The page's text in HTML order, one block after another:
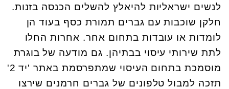
לנשים ישראליות להיאלץ להשלים הכנסה בזנות.
חלקן שוכבות עם גברים תמורת כסף בעוד הן
לומדות או עובדות בתחום אחר. אחרות החלו
לתת שירותי עיסוי בבתיהן. גם מודעה של בוגרת
מוסמכת בתחום העיסוי שמתפרסמת באתר 'יד 2'
תזכה למבול טלפונים של גברים חרמנים שירצו